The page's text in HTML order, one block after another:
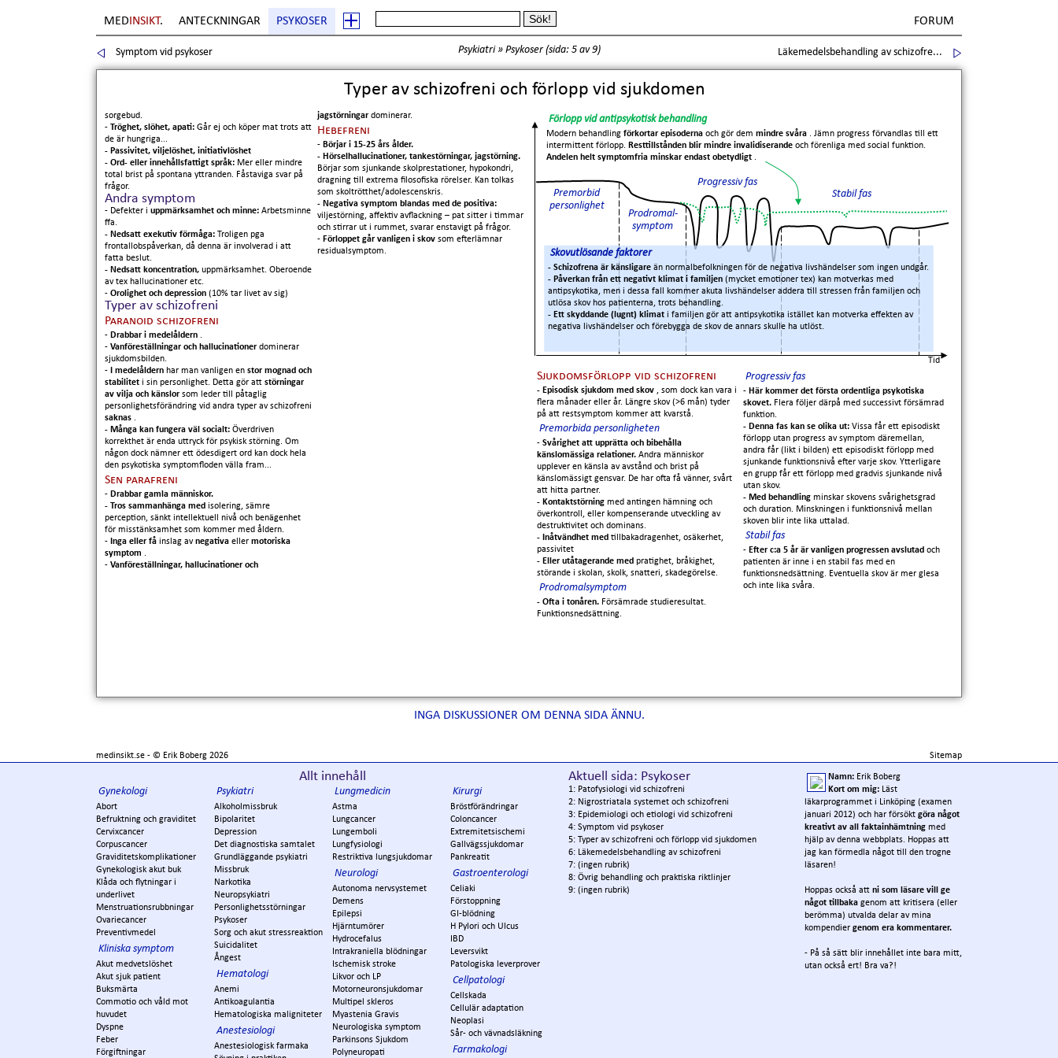
MED INSIKT. ANTECKNINGAR PSYKOSER FORUM
Symptom vid psykoser Psykiatri» Psykoser(sida: 5av 9) Läkemedelsbehandling av schizofre...
sorgebud.
- Tröghet, slöhet, apati: Går ej och köper mat trots att
de är hungriga...
- Passivitet, viljelöshet, initiativlöshet
- Ord- eller innehållsfattigt språk: Mer eller mindre
total brist på spontana yttranden. Fåstaviga svar på
frågor.
Andra symptom
- Defekter i uppmärksamhet och minne: Arbetsminne
ffa.
- Nedsatt exekutiv förmåga: Troligen pga
frontallobspåverkan, då denna är involverad i att
fatta beslut.
- Nedsatt koncentration, uppmärksamhet. Oberoende
av tex hallucinationer etc.
- Orolighet och depression (10% tar livet av sig)
Typer av schizofreni
Paranoid schizofreni
- Drabbar i medelåldern .
- Vanföreställningar och hallucinationer dominerar
sjukdomsbilden.
-
I medelåldern har man vanligen en stor mognad och
stabilitet i sin personlighet. Detta gör att störningar
av vilja och känslor som leder till påtaglig
personlighetsförändring vid andra typer av schizofreni
saknas .
- Många kan fungera väl socialt: Överdriven
korrekthet är enda uttryck för psykisk störning. Om
någon dock nämner ett ödesdigert ord kan dock hela
den psykotiska symptomfloden välla fram...
Sen parafreni
- Drabbar gamla människor.
- Tros sammanhänga med isolering, sämre
perception, sänkt intellektuell nivå och benägenhet
för misstänksamhet som kommer med åldern.
- Inga eller få inslag avnegativa eller motoriska
symptom .
- Vanföreställningar, hallucinationer och
jagstörningar dominerar.
Hebefreni
- Börjar i 15-25 års ålder.
- Hörselhallucinationer, tankestörningar, jagstörning.
Börjar som sjunkande skolprestationer, hypokondri,
dragning till extrema filosofiska rörelser. Kan tolkas
som skoltrötthet/adolescenskris.
- Negativa symptom blandas med de positiva:
viljestörning, affektiv avflackning – pat sitter i timmar
och stirrar ut i rummet, svarar enstavigt på frågor.
- Förloppet går vanligen i skov som efterlämnar
residualsymptom.
Typer av schizofreni och förlopp vid sjukdomen
Sjukdomsförlopp vid schizofreni
- Episodisk sjukdom med skov , som dock kan vara i
flera månader eller år. Längre skov (>6 mån) tyder
på att restsymptom kommer att kvarstå.
Premorbida personligheten
- Svårighet att upprätta och bibehålla
känslomässiga relationer. Andra människor
upplever en känsla av avstånd och brist på
känslomässigt gensvar. De har ofta få vänner, svårt
att hitta partner.
- Kontaktstörning med antingen hämning och
överkontroll, eller kompenserande utveckling av
destruktivitet och dominans.
- Inåtvändhet med tillbakadragenhet, osäkerhet,
passivitet
- Eller utåtagerande med pratighet, bråkighet,
störande i skolan, skolk, snatteri, skadegörelse.
Prodromalsymptom
- Ofta i tonåren. Försämrade studieresultat.
Funktionsnedsättning.
Premorbid
personlighet
Prodromal-
symptom
Progressiv fas
Stabil fas
Progressiv fas
- Här kommer det första ordentliga psykotiska
skovet. Flera följer därpå med successivt försämrad
funktion.
- Denna fas kan se olika ut: Vissa får ett episodiskt
förlopp utan progress av symptom däremellan,
andra får (likt i bilden) ett episodiskt förlopp med
sjunkande funktionsnivå efter varje skov. Ytterligare
en grupp får ett förlopp med gradvis sjunkande nivå
utan skov.
- Med behandling minskar skovens svårighetsgrad
och duration. Minskningen i funktionsnivå mellan
skoven blir inte lika uttalad.
Stabil fas
- Efter c:a 5 år är vanligen progressen avslutad och
patienten är inne i en stabil fas med en
funktionsnedsättning. Eventuella skov är mer glesa
och inte lika svåra.
Förlopp vid antipsykotisk behandling
Modern behandling förkortar episoderna och gör dem mindre svåra . Jämn progress förvandlas till ett
intermittent förlopp. Resttillstånden blir mindre invalidiserande och förenliga med social funktion.
Andelen helt symptomfria minskar endast obetydligt .
Tid
Skovutlösande faktorer
- Schizofrena är känsligare än normalbefolkningen för de negativa livshändelser som ingen undgår.
- Påverkan från ett negativt klimat i familjen (mycket emotioner tex) kan motverkas med
antipsykotika, men i dessa fall kommer akuta livshändelser addera till stressen från familjen och
utlösa skov hos patienterna, trots behandling.
- Ett skyddande (lugnt) klimat i familjen gör att antipsykotika istället kan motverka effekten av
negativa livshändelser och förebygga de skov de annars skulle ha utlöst.
INGA DISKUSSIONER OM DENNA SIDA ÄNNU.
medinsikt.se - © Erik Boberg 2026 Sitemap
Allt innehåll
Gynekologi
Abort
Befruktning och graviditet
Cervixcancer
Corpuscancer
Graviditetskomplikationer
Gynekologisk akut buk
Klåda och flytningar i
underlivet
Menstruationsrubbningar
Ovariecancer
Preventivmedel
Kliniska symptom
Akut medvetslöshet
Akut sjuk patient
Buksmärta
Commotio och våld mot
huvudet
Dyspne
Feber
Förgiftningar
Psykiatri
Alkoholmissbruk
Bipolaritet
Depression
Det diagnostiska samtalet
Grundläggande psykiatri
Missbruk
Narkotika
Neuropsykiatri
Personlighetsstörningar
Psykoser
Sorg och akut stressreaktion
Suicidalitet
Ångest
Hematologi
Anemi
Antikoagulantia
Hematologiska maligniteter
Anestesiologi
Anestesiologisk farmaka
Lungmedicin
Astma
Lungcancer
Lungemboli
Lungfysiologi
Restriktiva lungsjukdomar
Neurologi
Autonoma nervsystemet
Demens
Epilepsi
Hjärntumörer
Hydrocefalus
Intrakraniella blödningar
Ischemisk stroke
Likvor och LP
Motorneuronsjukdomar
Multipel skleros
Myastenia Gravis
Neurologiska symptom
Parkinsons Sjukdom
Polyneuropati
Kirurgi
Bröstförändringar
Coloncancer
Extremitetsischemi
Gallvägssjukdomar
Pankreatit
Gastroenterologi
Celiaki
Förstoppning
GI-blödning
H Pylori och Ulcus
IBD
Leversvikt
Patologiska leverprover
Cellpatologi
Cellskada
Cellulär adaptation
Neoplasi
Sår- och vävnadsläkning
Farmakologi
Namn: Erik Boberg
Kort om mig: Läst
läkarprogrammet i Linköping (examen
januari 2012) och har försökt göra något
kreativt av all faktainhämtning med
hjälp av denna webbplats. Hoppas att
jag kan förmedla något till den trogne
läsaren!
Hoppas också att ni som läsare vill ge
något tillbaka genom att kritisera (eller
berömma) utvalda delar av mina
kompendier genom era kommentarer.
- På så sätt blir innehållet inte bara mitt,
utan också ert! Bra va?!
Aktuell sida: Psykoser
1: Patofysiologi vid schizofreni
2: Nigrostriatala systemet och schizofreni
3: Epidemiologi och etiologi vid schizofreni
4: Symptom vid psykoser
5: Typer av schizofreni och förlopp vid sjukdomen
6: Läkemedelsbehandling av schizofreni
7: (ingen rubrik)
8: Övrig behandling och praktiska riktlinjer
9: (ingen rubrik)